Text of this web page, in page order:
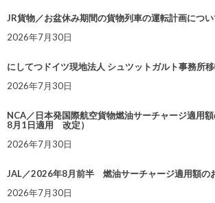
JR貨物／お盆休み期間の貨物列車の運転計画につい
2026年7月30日
にしてつドイツ現地法人 シュツットガルト事務所
2026年7月30日
NCA／日本発国際航空貨物燃油サーチャージ適用
8月1日適用 改定）
2026年7月30日
JAL／2026年8月前半 燃油サーチャージ適用額の
2026年7月30日